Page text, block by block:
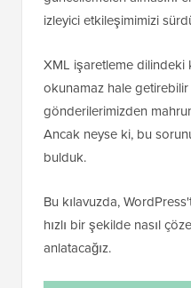
izleyici etkileşimimizi
XML işaretleme dilindeki
okunamaz hale getirebilir
gönderilerimizden
Ancak neyse ki, bu
bulduk.
Bu kılavuzda,
hızlı bir şekilde nasıl
anlatacağız.